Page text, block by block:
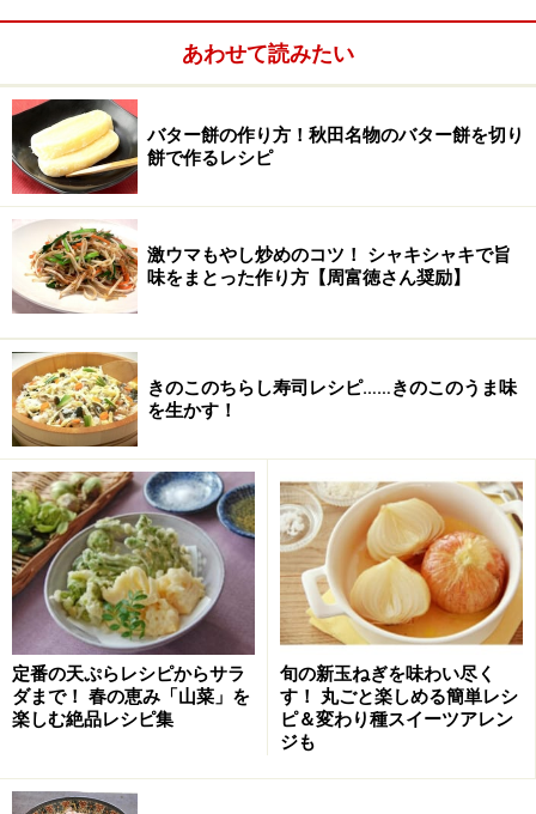
散らし、粗みじん切り玉ねぎを入れる。
3.トマトをのせ、周囲にローリエとざく切りトマトを入
れ、砕いたスープの素、ワイン、ウスターソースをまわ
し入れ、所々にケチャップを絞りいれ、塩コショウす
る。（あればバジルを少々加える）
4.35～40分間炊く。
（今回は45分間炊いて手でスイッチを切りました。炊飯
器にもよりますが、40分程度が良いと思います。）
5.肉詰めトマトをそっと取り出して皿に盛り付け、周囲
にソースをかけ、粉チーズとパセリをかける。
■ 前回紹介したのは「花見団子」レシピはこちら！
※記事内容は執筆時点のものです。最新の内容をご確認くださ
い。
※衛生面および保存状態に起因して食中毒や体調不良を引き起こ
す場合があります。必ず清潔な状態で、正しい方法で行い、なる
べく早めにお召し上がりください。また、持ち運びの際は保存方
法に注意してください。
【編集部おすすめの購入サイト】
あわせて読みたい
バター餅の作り方！秋田名物のバター餅を切り
餅で作るレシピ
激ウマもやし炒めのコツ！ シャキシャキで旨
味をまとった作り方【周富徳さん奨励】
きのこのちらし寿司レシピ……きのこのうま味
を生かす！
定番の天ぷらレシピからサラ
ダまで！ 春の恵み「山菜」を
楽しむ絶品レシピ集
旬の新玉ねぎを味わい尽く
す！ 丸ごと楽しめる簡単レシ
ピ＆変わり種スイーツアレン
ジも